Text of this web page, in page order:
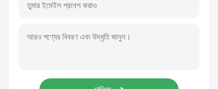
ফাইবার অপটিক স্প্লিটার বক্স
ফাইবার অপটিক স্প্লাইস বন্ধ